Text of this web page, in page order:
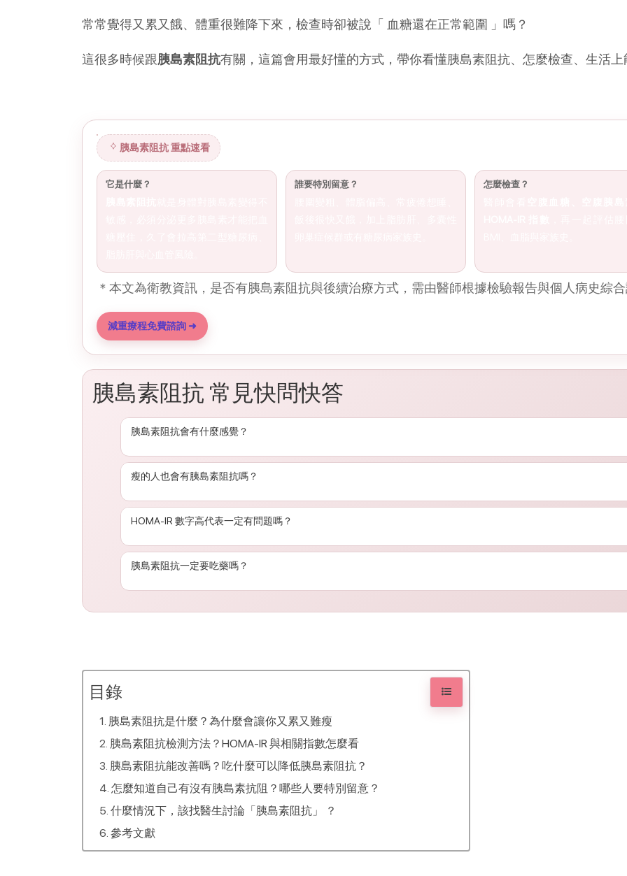
常常覺得又累又餓、體重很難降下來，檢查時卻被說「 血糖還在正常範圍 」嗎？
這很多時候跟胰島素阻抗有關，這篇會用最好懂的方式，帶你看懂胰島素阻抗、怎麼檢查、生活上
胰島素阻抗 重點速看
胰島素阻抗 重點速看
它是什麼？ 誰要特別留意？ 怎麼檢查？
＊本文為衛教資訊，是否有胰島素阻抗與後續治療方式，需由醫師根據檢驗報告與個人病史綜
減重療程免費諮詢 ➜
胰島素阻抗 常見快問快答
胰島素阻抗會有什麼感覺？
很多人一開始幾乎沒有明顯不適，只是覺得容易疲倦、飯後很快又餓、腰圍和體重慢慢往上，加上脂肪肝、三酸
素阻抗的可能。
瘦的人也會有胰島素阻抗嗎？
會。即使體重正常，如果有糖尿病家族史、內臟脂肪偏高、長期熬夜壓力大，或有多囊性卵巢症候群、脂肪肝等
HOMA-IR 數字高代表一定有問題嗎？
不一定。不同研究與族群使用的界線略有差異，醫師會把 HOMA-IR 和空腹血糖、血脂、腰圍、BMI 等一起看，不
胰島素阻抗一定要吃藥嗎？
根據檢驗與整體健康狀況評估，請不要自行買藥或停藥。
目錄
胰島素阻抗是什麼？為什麼會讓你又累又難瘦
胰島素阻抗檢測方法？HOMA-IR 與相關指數怎麼看
胰島素阻抗能改善嗎？吃什麼可以降低胰島素阻抗？
怎麼知道自己有沒有胰島素抗阻？哪些人要特別留意？
什麼情況下，該找醫生討論「胰島素阻抗」 ？
參考文獻